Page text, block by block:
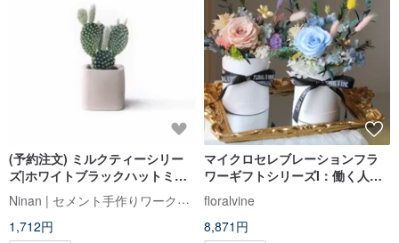
(予約注文) ミルクティーシリー
ズ|ホワイトブラックハットミッ
キーマウス小円ソリッドカラー
セメントサボテン植栽
Ninan | セメント手作りワークショップ
1,712円
マイクロセレブレーションフラ
ワーギフトシリーズI：働く人の
ための癒しの庭永遠の花箱
floralvine
8,871円